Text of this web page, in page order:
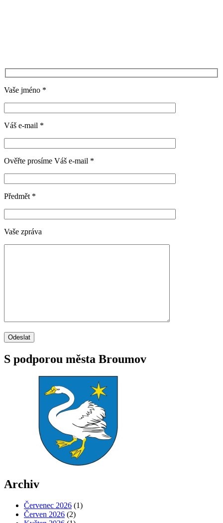
Vaše jméno *
Váš e-mail *
Ověřte prosíme Váš e-mail *
Předmět *
Vaše zpráva
S podporou města Broumov
Archiv
Červenec 2026 (1)
Červen 2026 (2)